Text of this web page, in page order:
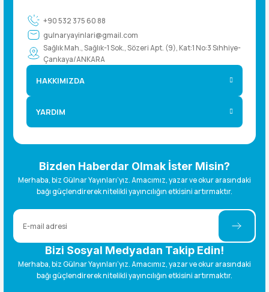
+90 532 375 60 88
gulnaryayinlari@gmail.com
Sağlık Mah., Sağlık-1 Sok., Sözeri Apt. (9), Kat:1 No:3 Sıhhiye-
Çankaya/ANKARA
HAKKIMIZDA
YARDIM
Bizden Haberdar Olmak İster Misin?
Merhaba, biz Gülnar Yayınları’yız. Amacımız, yazar ve okur arasındaki
bağı güçlendirerek nitelikli yayıncılığın etkisini artırmaktır.
Bizi Sosyal Medyadan Takip Edin!
Merhaba, biz Gülnar Yayınları’yız. Amacımız, yazar ve okur arasındaki
bağı güçlendirerek nitelikli yayıncılığın etkisini artırmaktır.